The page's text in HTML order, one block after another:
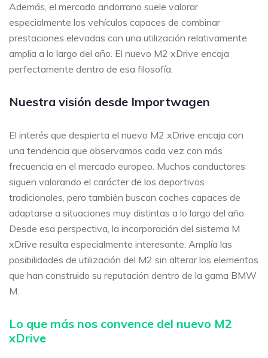
Además, el mercado andorrano suele valorar
especialmente los vehículos capaces de combinar
prestaciones elevadas con una utilización relativamente
amplia a lo largo del año. El nuevo M2 xDrive encaja
perfectamente dentro de esa filosofía.
Nuestra visión desde Importwagen
El interés que despierta el nuevo M2 xDrive encaja con
una tendencia que observamos cada vez con más
frecuencia en el mercado europeo. Muchos conductores
siguen valorando el carácter de los deportivos
tradicionales, pero también buscan coches capaces de
adaptarse a situaciones muy distintas a lo largo del año.
Desde esa perspectiva, la incorporación del sistema M
xDrive resulta especialmente interesante. Amplía las
posibilidades de utilización del M2 sin alterar los elementos
que han construido su reputación dentro de la gama BMW
M.
Lo que más nos convence del nuevo M2
xDrive